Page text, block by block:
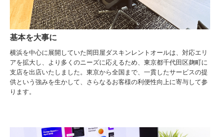
基本を大事に
横浜を中心に展開していた岡田屋ダスキンレントオールは、対応エリ
アを拡大し、より多くのニーズに応えるため、東京都千代田区麹町に
支店を出店いたしました。東京から全国まで、一貫したサービスの提
供という強みを生かして、さらなるお客様の利便性向上に寄与して参
ります。